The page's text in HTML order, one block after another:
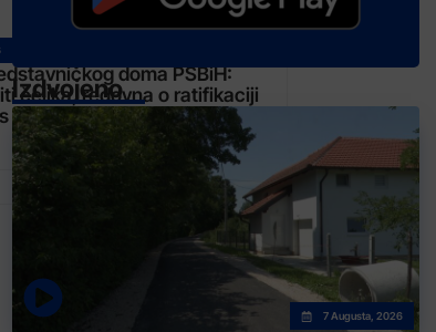
doma PSBiH:
čelika, redovna o ratifikaciji
EIB-om
Izdvojeno
7 Augusta, 2026